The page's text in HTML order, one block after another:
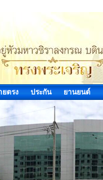
ยตรง ประกัน ยานยนต์